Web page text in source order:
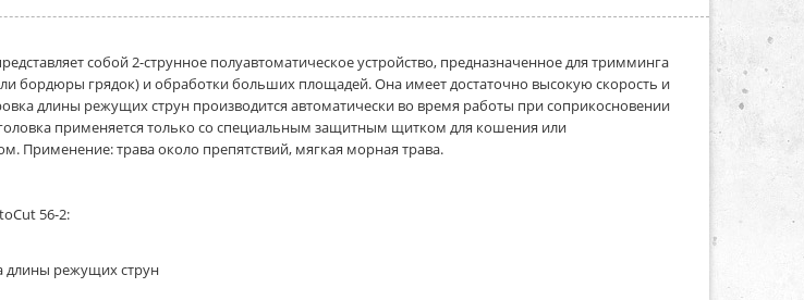
собой 2-струнное полуавтоматическое устройство, предназначенное для тримминга
бордюры грядок) и обработки больших площадей. Она имеет достаточно высокую скорость и
длины режущих струн производится автоматически во время работы при соприкосновении
применяется только со специальным защитным щитком для кошения или
Применение: трава около препятствий, мягкая морная трава.
56-2:
длины режущих струн